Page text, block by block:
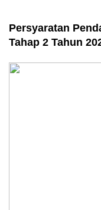
Persyaratan
Tahap 2 Tahun